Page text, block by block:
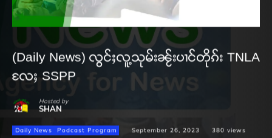
(Daily News) လွင်ႈလူ့သုမ်းၼႂ်းပၢင်တိုၵ်း TNLA
လႄႈ SSPP
Hosted by
SHAN
Daily News Podcast Program September 26, 2023 380 views